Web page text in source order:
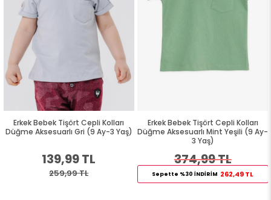
Erkek Bebek Tişört Cepli Kolları
Düğme Aksesuarlı Gri (9 Ay-3 Yaş)
139,99 TL
259,99 TL
Erkek Bebek Tişört Cepli Kolları
Düğme Aksesuarlı Mint Yeşili (9 Ay-
3 Yaş)
374,99 TL
Sepette %30 İNDİRİM 262,49 TL